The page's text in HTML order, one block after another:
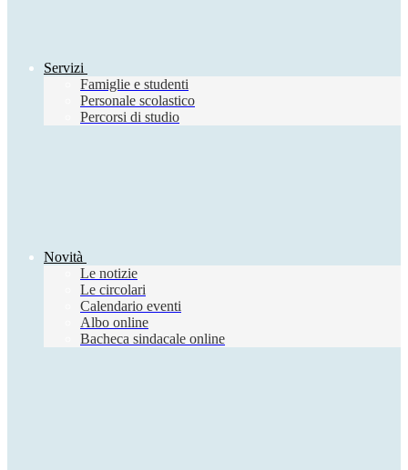
Servizi
Famiglie e studenti
Personale scolastico
Percorsi di studio
Novità
Le notizie
Le circolari
Calendario eventi
Albo online
Bacheca sindacale online